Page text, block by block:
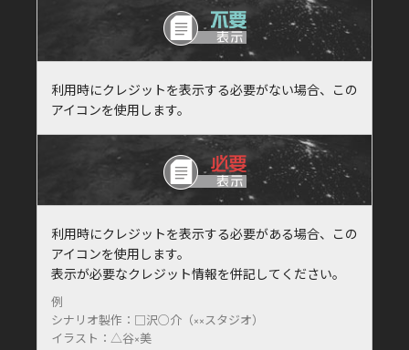
利用時にクレジットを表示する必要がない場合、この
アイコンを使用します。
利用時にクレジットを表示する必要がある場合、この
アイコンを使用します。
表示が必要なクレジット情報を併記してください。
例
シナリオ製作：□沢○介（××スタジオ）
イラスト：△谷×美